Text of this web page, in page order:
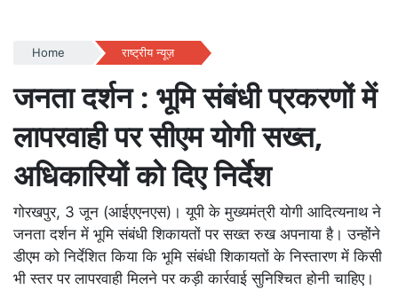
Home राष्ट्रीय न्यूज़
जनता दर्शन : भूमि संबंधी प्रकरणों में
लापरवाही पर सीएम योगी सख्त,
अधिकारियों को दिए निर्देश
गोरखपुर, 3 जून (आईएएनएस)। यूपी के मुख्यमंत्री योगी आदित्यनाथ ने
जनता दर्शन में भूमि संबंधी शिकायतों पर सख्त रुख अपनाया है। उन्होंने
डीएम को निर्देशित किया कि भूमि संबंधी शिकायतों के निस्तारण में किसी
भी स्तर पर लापरवाही मिलने पर कड़ी कार्रवाई सुनिश्चित होनी चाहिए।